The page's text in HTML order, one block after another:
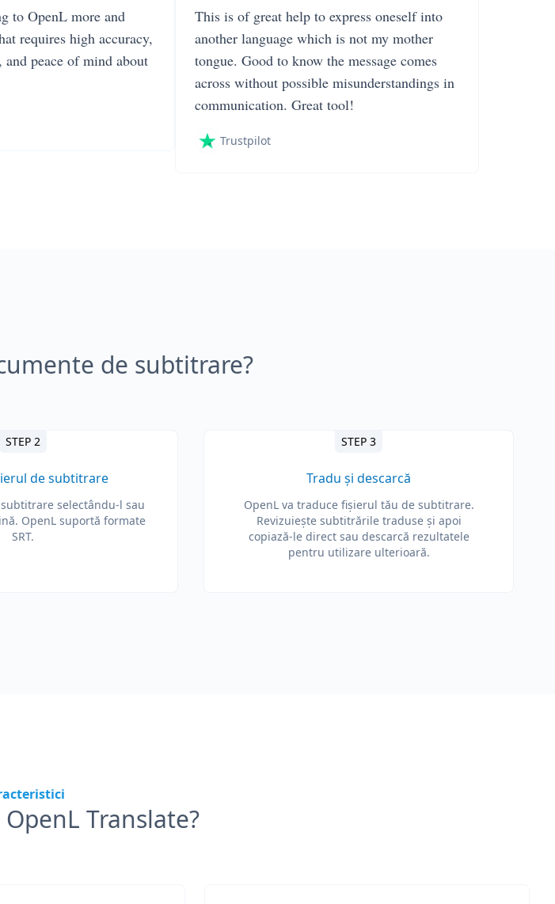
to OpenL more and
requires high accuracy,
peace of mind about
This is of great help to express oneself into
another language which is not my mother
tongue. Good to know the message comes
across without possible misunderstandings in
communication. Great tool!
Trustpilot
de subtitrare?
STEP 2
de subtitrare
selectându-l sau
OpenL suportă formate
SRT.
STEP 3
Tradu și descarcă
OpenL va traduce fișierul tău de subtitrare.
Revizuiește subtitrările traduse și apoi
copiază-le direct sau descarcă rezultatele
pentru utilizare ulterioară.
Translate?